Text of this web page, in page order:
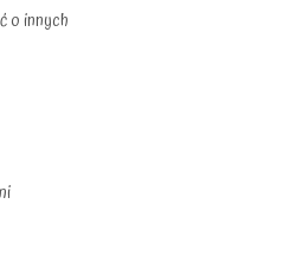
o innych